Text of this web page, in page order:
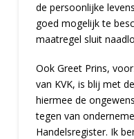
de persoonlijke
goed mogelijk te
maatregel sluit
Ook Greet Prins,
van KVK, is blij met
hiermee de
tegen van
Handelsregister. Ik